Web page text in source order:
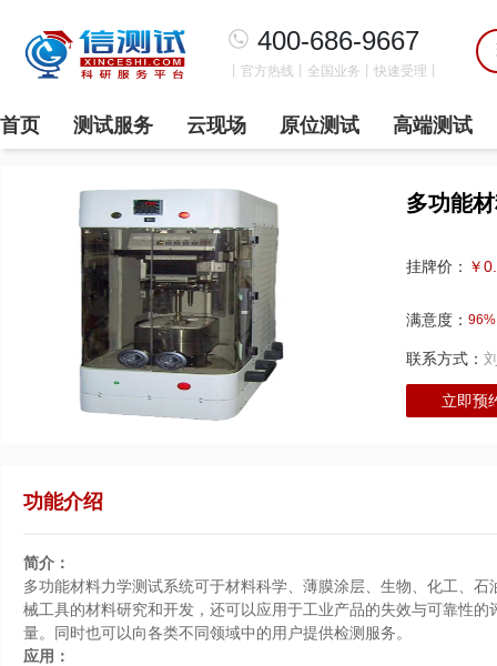
400-686-9667
丨官方热线丨全国业务丨快速受理丨
首页 测试服务 云现场 原位测试 高端测试
多功能
挂牌价： ￥
满意度： 96%
联系方式：
立即预
功能介绍
简介：
多功能材料力学测试系统可于材料科学、薄膜涂层、生物、化工、
械工具的材料研究和开发，还可以应用于工业产品的失效与可靠性
量。同时也可以向各类不同领域中的用户提供检测服务。
应用：